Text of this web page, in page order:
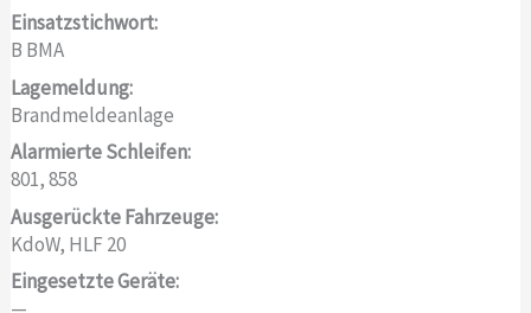
Einsatzstichwort:
B BMA
Lagemeldung:
Brandmeldeanlage
Alarmierte Schleifen:
801, 858
Ausgerückte Fahrzeuge:
KdoW, HLF 20
Eingesetzte Geräte: